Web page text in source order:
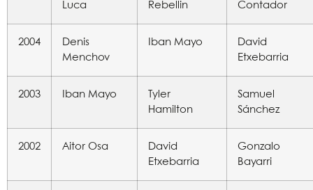
Luca
Rebellin
Contador
2004
Denis
Menchov
Iban Mayo
David
Etxebarria
2003 Iban Mayo
Tyler
Hamilton
Samuel
Sánchez
2002 Aitor Osa
David
Etxebarria
Gonzalo
Bayarri